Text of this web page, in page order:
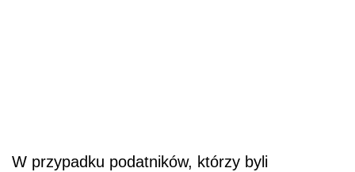
W przypadku podatników, którzy byli